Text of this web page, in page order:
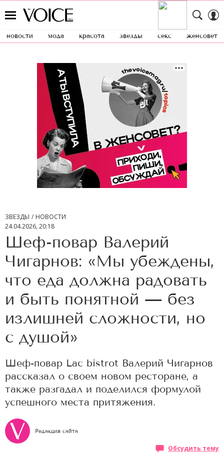
новости мода красота звезды секс женсовет
ЗВЕЗДЫ
НОВОСТИ
24.04.2026, 20:18
Шеф-повар Валерий
Чигарнов: «Мы убеждены,
что еда должна радовать
и быть понятной — без
излишней сложности, но
с душой»
Шеф-повар Lac bistrot Валерий Чигарнов
рассказал о своем новом ресторане, а
также разгадал и поделился формулой
успешного места притяжения.
Редакция сайта
Обсудить тему